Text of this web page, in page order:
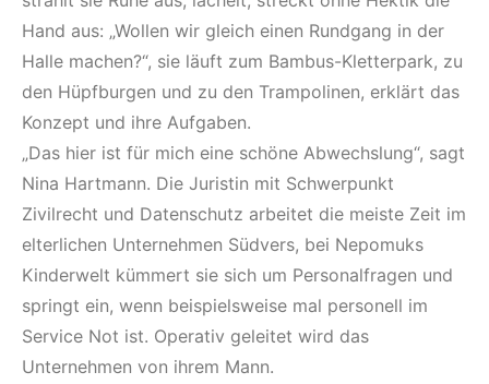
Hand aus: „Wollen wir gleich einen Rundgang in der
Halle machen?“, sie läuft zum Bambus-Kletterpark, zu
den Hüpfburgen und zu den Trampolinen, erklärt das
Konzept und ihre Aufgaben.
„Das hier ist für mich eine schöne Abwechslung“, sagt
Nina Hartmann. Die Juristin mit Schwerpunkt
Zivilrecht und Datenschutz arbeitet die meiste Zeit im
elterlichen Unternehmen Südvers, bei Nepomuks
Kinderwelt kümmert sie sich um Personalfragen und
springt ein, wenn beispielsweise mal personell im
Service Not ist. Operativ geleitet wird das
Unternehmen von ihrem Mann.